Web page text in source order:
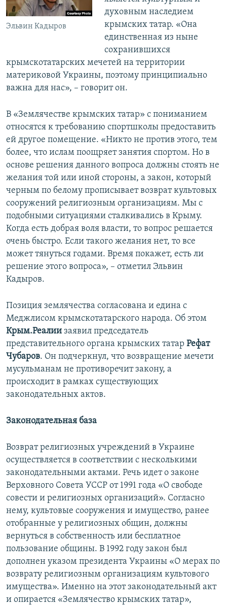
Эльвин Кадыров
духовным наследием
крымских татар. «Она
единственная из ныне
сохранившихся
крымскотатарских мечетей на территории
материковой Украины, поэтому принципиально
важна для нас», – говорит он.
В «Землячестве крымских татар» с пониманием
относятся к требованию спортшколы предоставить
ей другое помещение. «Никто не против этого, тем
более, что ислам поощряет занятия спортом. Но в
основе решения данного вопроса должны стоять не
желания той или иной стороны, а закон, который
черным по белому прописывает возврат культовых
сооружений религиозным организациям. Мы с
подобными ситуациями сталкивались в Крыму.
Когда есть добрая воля власти, то вопрос решается
очень быстро. Если такого желания нет, то все
может тянуться годами. Время покажет, есть ли
решение этого вопроса», – отметил Эльвин
Кадыров.
Позиция землячества согласована и едина с
Меджлисом крымскотатарского народа. Об этом
Крым.Реалии заявил председатель
представительного органа крымских татар Рефат
Чубаров. Он подчеркнул, что возвращение мечети
мусульманам не противоречит закону, а
происходит в рамках существующих
законодательных актов.
Законодательная база
Возврат религиозных учреждений в Украине
осуществляется в соответствии с несколькими
законодательными актами. Речь идет о законе
Верховного Совета УССР от 1991 года «О свободе
совести и религиозных организаций». Согласно
нему, культовые сооружения и имущество, ранее
отобранные у религиозных общин, должны
вернуться в собственность или бесплатное
пользование общины. В 1992 году закон был
дополнен указом президента Украины «О мерах по
возврату религиозным организациям культового
имущества». Именно на этот законодательный акт
и опирается «Землячество крымских татар»,